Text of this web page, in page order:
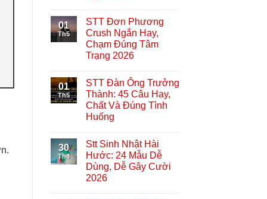
01
Th5
STT Đơn Phương
Crush Ngắn Hay,
Chạm Đúng Tâm
Trạng 2026
01
Th5
STT Đàn Ông Trưởng
Thành: 45 Câu Hay,
Chất Và Đúng Tình
Huống
30
Th4
Stt Sinh Nhật Hài
Hước: 24 Mẫu Dễ
Dùng, Dễ Gây Cười
2026